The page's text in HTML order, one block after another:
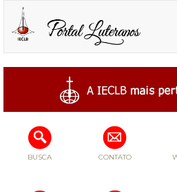
BUSCA CONTATO